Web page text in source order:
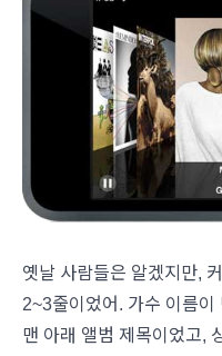
옛날 사람들은 알겠지만,
2~3줄이었어. 가수 이름이
맨 아래 앨범 제목이었고,